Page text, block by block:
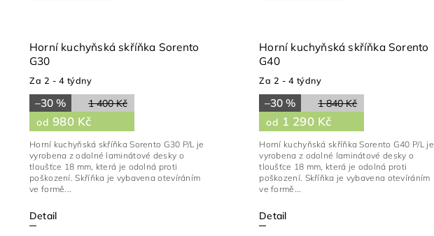
Horní kuchyňská skříňka Sorento
G30
Za 2 - 4 týdny
1 400 Kč
–30 %
od 980 Kč
Detail
Horní kuchyňská skříňka Sorento G30 P/L je
vyrobena z odolné laminátové desky o
tloušťce 18 mm, která je odolná proti
poškození. Skříňka je vybavena otevíráním
ve formě...
Horní kuchyňská skříňka Sorento
G40
Za 2 - 4 týdny
1 840 Kč
–30 %
od 1 290 Kč
Detail
Horní kuchyňská skříňka Sorento G40 P/L je
vyrobena z odolné laminátové desky o
tloušťce 18 mm, která je odolná proti
poškození. Skříňka je vybavena otevíráním
ve formě...